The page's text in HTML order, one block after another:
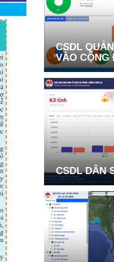
CSDL
VÀO CỘNG
CSDL DÂN